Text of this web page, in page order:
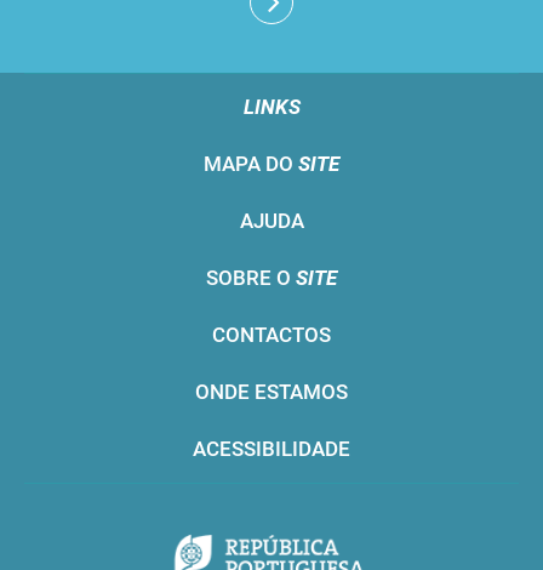
LINKS
MAPA DO SITE
AJUDA
SOBRE O SITE
CONTACTOS
ONDE ESTAMOS
ACESSIBILIDADE